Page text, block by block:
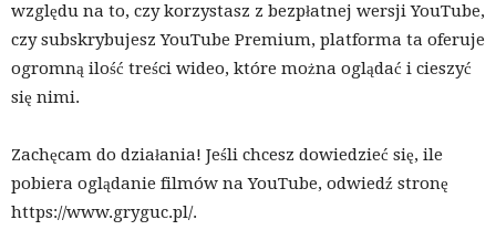
względu na to, czy korzystasz z bezpłatnej wersji YouTube,
czy subskrybujesz YouTube Premium, platforma ta oferuje
ogromną ilość treści wideo, które można oglądać i cieszyć
się nimi.
Zachęcam do działania! Jeśli chcesz dowiedzieć się, ile
pobiera oglądanie filmów na YouTube, odwiedź stronę
https://www.gryguc.pl/.